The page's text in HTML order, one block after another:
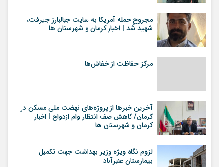
مجروحِ حمله آمریکا به سایت جبالبارز جیرفت،
شهید شد | اخبار کرمان و شهرستان ها
مرکز حفاظت از خفاش‌ها
آخرین خبرها از پروژه‌های نهضت ملی مسکن در
کرمان/ کاهش صف انتظار وام ازدواج | اخبار
کرمان و شهرستان ها
لزوم نگاه ویژه وزیر بهداشت جهت تکمیل
بیمارستان عنبرآباد